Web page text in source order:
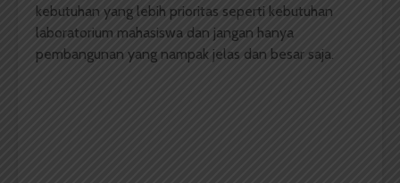
kebutuhan yang lebih prioritas seperti kebutuhan
laboratorium mahasiswa dan jangan hanya
pembangunan yang nampak jelas dan besar saja.